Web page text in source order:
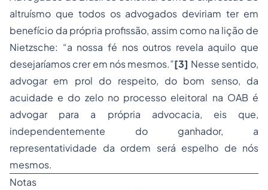
altruísmo que todos os advogados deviriam ter em
benefício da própria profissão, assim como na lição de
Nietzsche: “a nossa fé nos outros revela aquilo que
desejaríamos crer em nós mesmos.”[3] Nesse sentido,
advogar em prol do respeito, do bom senso, da
acuidade e do zelo no processo eleitoral na OAB é
advogar para a própria advocacia, eis que,
independentemente do ganhador, a
representatividade da ordem será espelho de nós
mesmos.
Notas